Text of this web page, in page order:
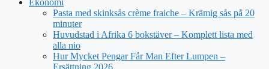
Ekonomi
Pasta med skinksås crème fraiche – Krämig sås på 20
minuter
Huvudstad i Afrika 6 bokstäver – Komplett lista med
alla nio
Hur Mycket Pengar Får Man Efter Lumpen –
Ersättning 2026